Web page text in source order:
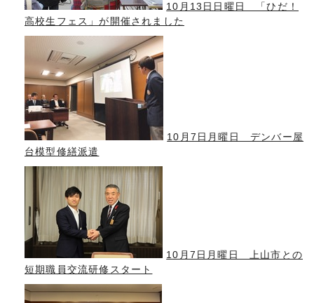
10月13日日曜日 「ひだ！
高校生フェス」が開催されました
10月7日月曜日 デンバー屋
台模型修繕派遣
10月7日月曜日 上山市との
短期職員交流研修スタート